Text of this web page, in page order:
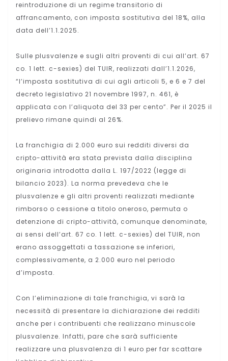
reintroduzione di un regime transitorio di
affrancamento, con imposta sostitutiva del 18%, alla
data dell’1.1.2025.
Sulle plusvalenze e sugli altri proventi di cui all’art. 67
co. 1 lett. c-sexies) del TUIR, realizzati dall’1.1.2026,
“l’imposta sostitutiva di cui agli articoli 5, e 6 e 7 del
decreto legislativo 21 novembre 1997, n. 461, è
applicata con l’aliquota del 33 per cento”. Per il 2025 il
prelievo rimane quindi al 26%.
La franchigia di 2.000 euro sui redditi diversi da
cripto-attività era stata prevista dalla disciplina
originaria introdotta dalla L. 197/2022 (legge di
bilancio 2023). La norma prevedeva che le
plusvalenze e gli altri proventi realizzati mediante
rimborso o cessione a titolo oneroso, permuta o
detenzione di cripto-attività, comunque denominate,
ai sensi dell’art. 67 co. 1 lett. c-sexies) del TUIR, non
erano assoggettati a tassazione se inferiori,
complessivamente, a 2.000 euro nel periodo
d’imposta.
Con l’eliminazione di tale franchigia, vi sarà la
necessità di presentare la dichiarazione dei redditi
anche per i contribuenti che realizzano minuscole
plusvalenze. Infatti, pare che sarà sufficiente
realizzare una plusvalenza di 1 euro per far scattare